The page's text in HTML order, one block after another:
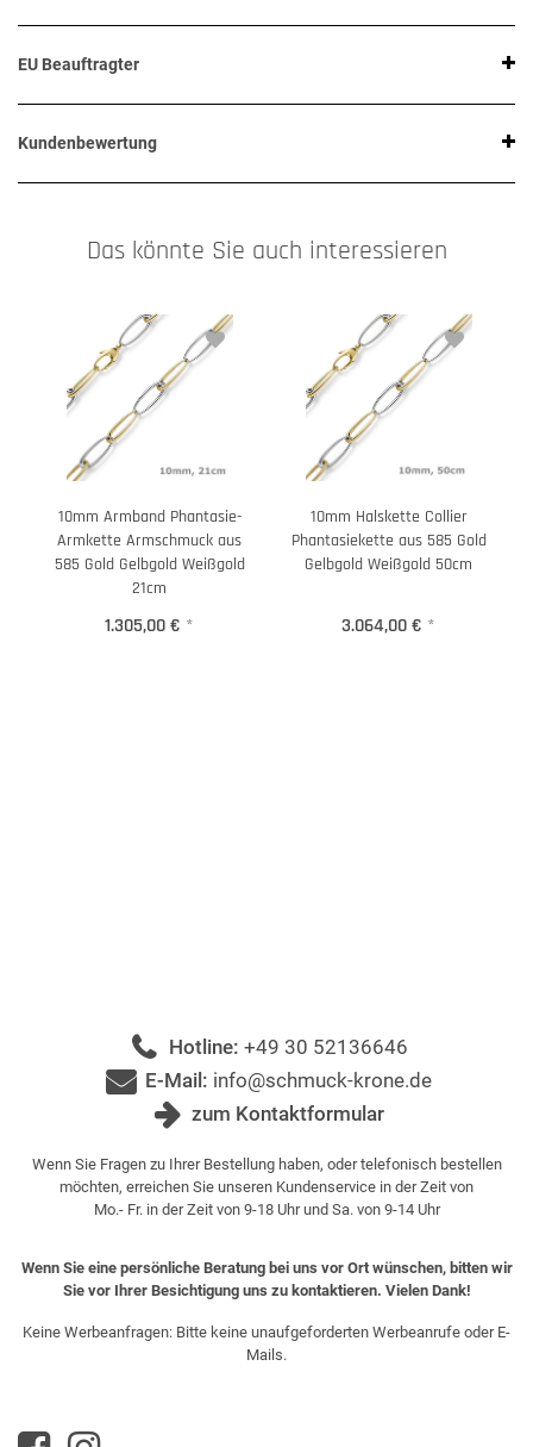
EU Beauftragter
Kundenbewertung
Das könnte Sie auch interessieren
10mm Armband Phantasie-
Armkette Armschmuck aus
585 Gold Gelbgold Weißgold
21cm
1.305,00 € *
10mm Halskette Collier
Phantasiekette aus 585 Gold
Gelbgold Weißgold 50cm
3.064,00 € *
Hotline: +49 30 52136646
E-Mail: info@schmuck-krone.de
zum Kontaktformular
Wenn Sie Fragen zu Ihrer Bestellung haben, oder telefonisch bestellen
möchten, erreichen Sie unseren Kundenservice in der Zeit von
Mo.- Fr. in der Zeit von 9-18 Uhr und Sa. von 9-14 Uhr
Wenn Sie eine persönliche Beratung bei uns vor Ort wünschen, bitten wir
Sie vor Ihrer Besichtigung uns zu kontaktieren. Vielen Dank!
Keine Werbeanfragen: Bitte keine unaufgeforderten Werbeanrufe oder E-
Mails.